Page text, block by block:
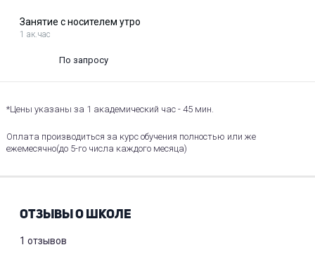
Занятие с носителем утро
1 ак.час
По запросу
*Цены указаны за 1 академический час - 45 мин.
Оплата производиться за курс обучения полностью или же
ежемесячно(до 5-го числа каждого месяца)
ОТЗЫВЫ О ШКОЛЕ
1 отзывов